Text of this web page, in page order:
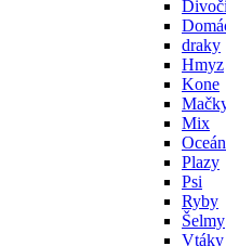
draky
Hmyz
Kone
Mix
Plazy
Psi
Ryby
Šelmy
Vtáky